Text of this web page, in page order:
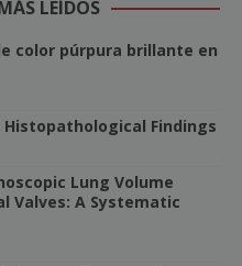
LEÍDOS
color púrpura brillante en
Histopathological Findings
Lung Volume
Valves: A Systematic